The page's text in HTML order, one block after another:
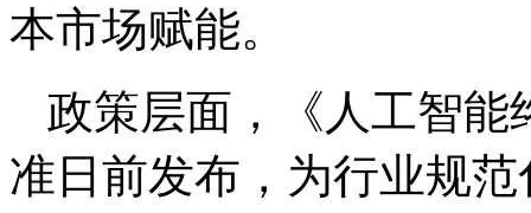
本市场赋能。
政策层面，《人工智能
准日前发布，为行业规